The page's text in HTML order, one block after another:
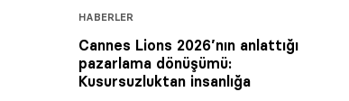
HABERLER
Cannes Lions 2026’nın anlattığı
pazarlama dönüşümü:
Kusursuzluktan insanlığa